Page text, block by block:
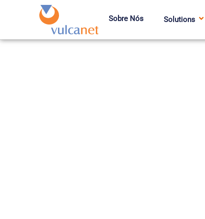
Sobre Nós Solutions